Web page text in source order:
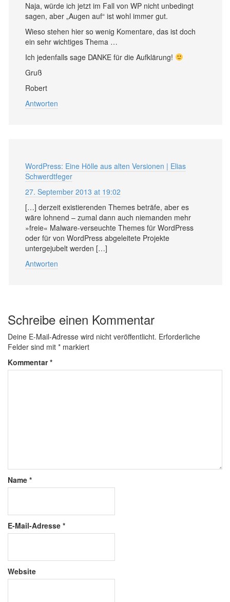
Naja, würde ich jetzt im Fall von WP nicht unbedingt
sagen, aber „Augen auf“ ist wohl immer gut.
Wieso stehen hier so wenig Komentare, das ist doch
ein sehr wichtiges Thema …
Ich jedenfalls sage DANKE für die Aufklärung!
Gruß
Robert
Antworten
WordPress: Eine Hölle aus alten Versionen | Elias
Schwerdtfeger
27. September 2013 at 19:02
[…] derzeit existierenden Themes beträfe, aber es
wäre lohnend – zumal dann auch niemanden mehr
»freie« Malware-verseuchte Themes für WordPress
oder für von WordPress abgeleitete Projekte
untergejubelt werden […]
Antworten
Schreibe einen Kommentar
Deine E-Mail-Adresse wird nicht veröffentlicht. Erforderliche
Felder sind mit * markiert
Kommentar*
Name *
E-Mail-Adresse *
Website